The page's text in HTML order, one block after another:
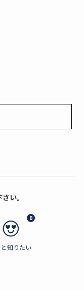
い。
0
知りたい